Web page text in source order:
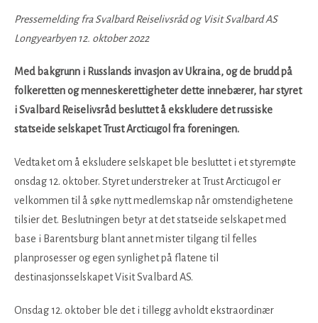
Pressemelding fra Svalbard Reiselivsråd og Visit Svalbard AS
Longyearbyen 12. oktober 2022
Med bakgrunn i Russlands invasjon av Ukraina, og de brudd på
folkeretten og menneskerettigheter dette innebærer, har styret
i Svalbard Reiselivsråd besluttet å ekskludere det russiske
statseide selskapet Trust Arcticugol fra foreningen.
Vedtaket om å eksludere selskapet ble besluttet i et styremøte
onsdag 12. oktober. Styret understreker at Trust Arcticugol er
velkommen til å søke nytt medlemskap når omstendighetene
tilsier det. Beslutningen betyr at det statseide selskapet med
base i Barentsburg blant annet mister tilgang til felles
planprosesser og egen synlighet på flatene til
destinasjonsselskapet Visit Svalbard AS.
Onsdag 12. oktober ble det i tillegg avholdt ekstraordinær